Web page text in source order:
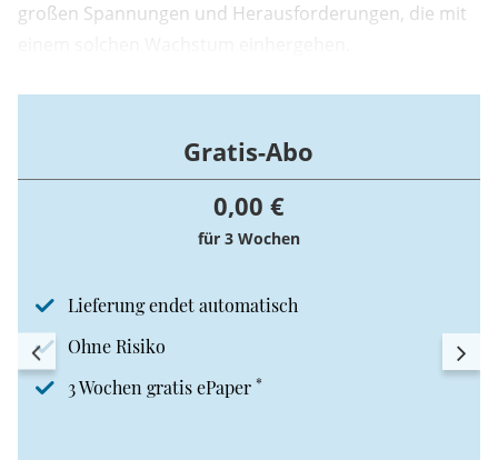
großen Spannungen und Herausforderungen, die mit
Gratis-Abo
0,00 €
für 3 Wochen
Lieferung endet automatisch
Ohne Risiko
3 Wochen gratis ePaper *